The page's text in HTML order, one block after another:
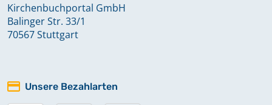
Kirchenbuchportal GmbH
Balinger Str. 33/1
70567 Stuttgart
Unsere Bezahlarten